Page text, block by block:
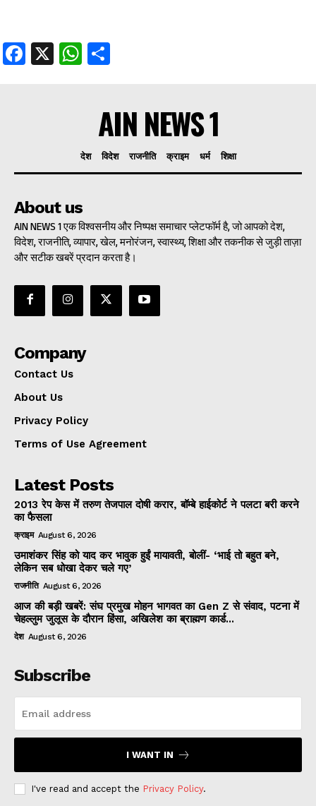
Facebook
X WhatsApp
AIN NEWS 1
देश विदेश राजनीति क्राइम धर्म शिक्षा
About us
AIN NEWS 1 एक विश्वसनीय और निष्पक्ष समाचार प्लेटफॉर्म है, जो आपको देश,
विदेश, राजनीति, व्यापार, खेल, मनोरंजन, स्वास्थ्य, शिक्षा और तकनीक से जुड़ी ताज़ा
और सटीक खबरें प्रदान करता है।
Company
Contact Us
About Us
Privacy Policy
Terms of Use Agreement
Latest Posts
2013 रेप केस में तरुण तेजपाल दोषी करार, बॉम्बे हाईकोर्ट ने पलटा बरी करने
का फैसला
क्राइम August 6, 2026
उमाशंकर सिंह को याद कर भावुक हुईं मायावती, बोलीं- ‘भाई तो बहुत बने,
लेकिन सब धोखा देकर चले गए’
राजनीति August 6, 2026
आज की बड़ी खबरें: संघ प्रमुख मोहन भागवत का Gen Z से संवाद, पटना में
चेहल्लुम जुलूस के दौरान हिंसा, अखिलेश का ब्राह्मण कार्ड...
देश August 6, 2026
Subscribe
I WANT IN
I've read and accept the Privacy Policy.